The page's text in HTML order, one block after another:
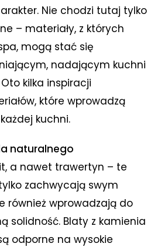
Nie chodzi tutaj tylko
– materiały, z których
mogą stać się
nadającym kuchni
kilka inspiracji
które wprowadzą
kuchni.
naturalnego
a nawet trawertyn – te
zachwycają swym
również wprowadzają do
solidność. Blaty z kamienia
odporne na wysokie